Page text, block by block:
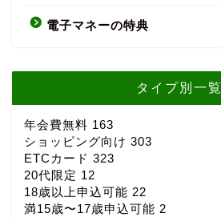
電子マネーの特典
タイプ別一覧
年会費無料 163
ショッピング向け 303
ETCカード 323
20代限定 12
18歳以上申込可能 22
満15歳〜17歳申込可能 2